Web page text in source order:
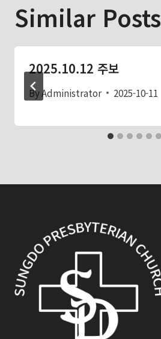
Similar Posts
2025.10.12 주보
ByAdministrator 2025-10-11